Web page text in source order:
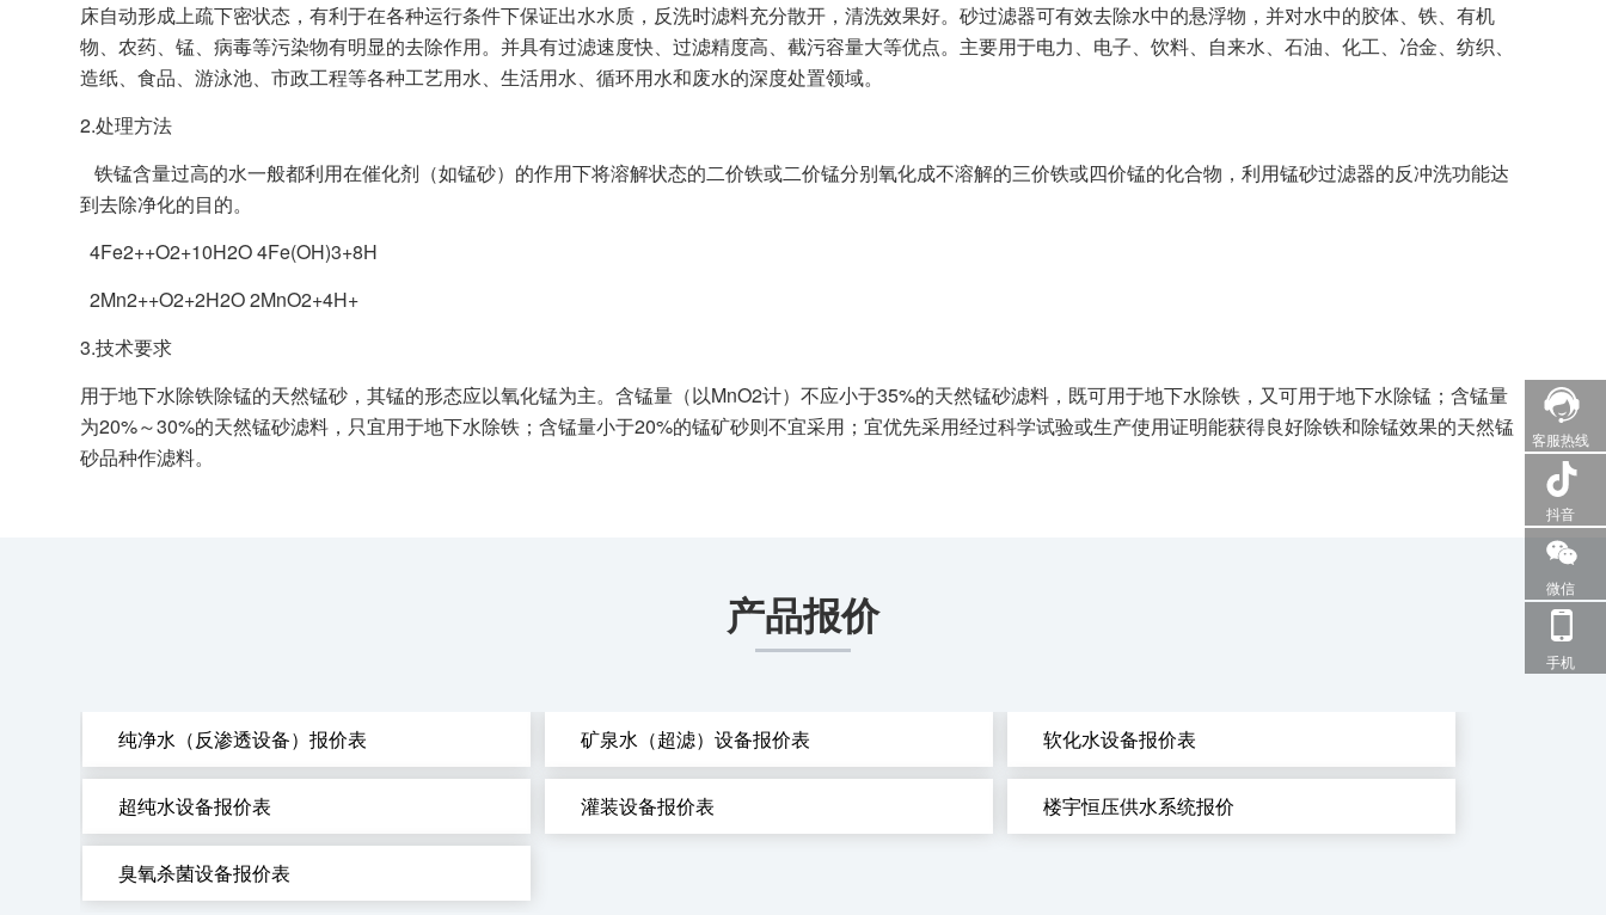
床自动形成上疏下密状态，有利于在各种运行条件下保证出水水质，反洗时滤料充分散开，清洗效果好。砂过滤器可有效去除水中的悬浮物，并对水中的胶体、铁、有机
物、农药、锰、病毒等污染物有明显的去除作用。并具有过滤速度快、过滤精度高、截污容量大等优点。主要用于电力、电子、饮料、自来水、石油、化工、冶金、纺织、
造纸、食品、游泳池、市政工程等各种工艺用水、生活用水、循环用水和废水的深度处置领域。
2.处理方法
铁锰含量过高的水一般都利用在催化剂（如锰砂）的作用下将溶解状态的二价铁或二价锰分别氧化成不溶解的三价铁或四价锰的化合物，利用锰砂过滤器的反冲洗功能达
到去除净化的目的。
4Fe2++O2+10H2O 4Fe(OH)3+8H
2Mn2++O2+2H2O 2MnO2+4H+
3.技术要求
用于地下水除铁除锰的天然锰砂，其锰的形态应以氧化锰为主。含锰量（以MnO2计）不应小于35%的天然锰砂滤料，既可用于地下水除铁，又可用于地下水除锰；含锰量
为20%～30%的天然锰砂滤料，只宜用于地下水除铁；含锰量小于20%的锰矿砂则不宜采用；宜优先采用经过科学试验或生产使用证明能获得良好除铁和除锰效果的天然锰
砂品种作滤料。
产品报价
纯净水（反渗透设备）报价表 矿泉水（超滤）设备报价表 软化水设备报价表
超纯水设备报价表 灌装设备报价表 楼宇恒压供水系统报价
臭氧杀菌设备报价表
客服热线
抖音
微信
手机